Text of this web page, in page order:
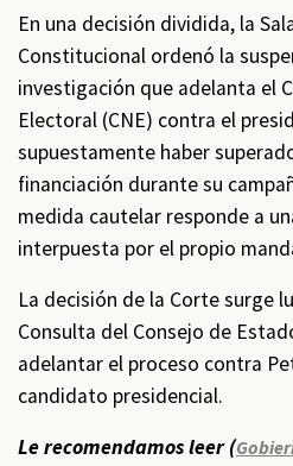
En una decisión dividida, la
Constitucional ordenó la
investigación que adelanta el
Electoral (CNE) contra el
supuestamente haber
financiación durante su
medida cautelar responde a
interpuesta por el propio
La decisión de la Corte surge
Consulta del Consejo de
adelantar el proceso contra
candidato presidencial.
Le recomendamos leer (